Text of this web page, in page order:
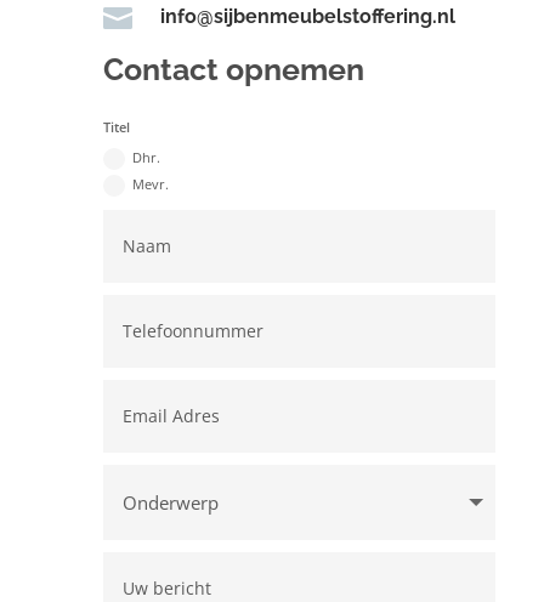
 info@sijbenmeubelstoffering.nl
Contact opnemen
Titel
Dhr.
Mevr.